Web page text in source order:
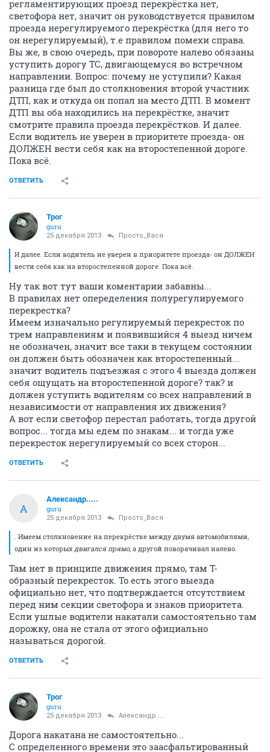
регламентирующих проезд перекрёстка нет,
светофора нет, значит он руководствуется правилом
проезда нерегулируемого перекрёстка (для него то
он нерегулируемый), т.е правилом помехи справа.
Вы же, в свою очередь, при повороте налево обязаны
уступить дорогу ТС, двигающемуся во встречном
направлении. Вопрос: почему не уступили? Какая
разница где был до столкновения второй участник
ДТП, как и откуда он попал на место ДТП. В момент
ДТП вы оба находились на перекрёстке, значит
смотрите правила проезда перекрёстков. И далее.
Если водитель не уверен в приоритете проезда- он
ДОЛЖЕН вести себя как на второстепенной дороге.
Пока всё.
ОТВЕТИТЬ
Трог
guru
25 декабря 2013 Просто_Вася
И далее. Если водитель не уверен в приоритете проезда- он ДОЛЖЕН
вести себя как на второстепенной дороге. Пока всё.
Ну так вот тут ваши коментарии забавны...
В правилах нет опеределения полурегулируемого
перекрестка?
Имеем изначально регулируемый перекресток по
трем направлениям и появившийся 4 выезд ничем
не обозначен, значит все таки в текущем состоянии
он должен быть обозначен как второстепенный...
значит водитель подъезжая с этого 4 выезда должен
себя ощущать на второстепенной дороге? так? и
должен уступить водителям со всех направлений в
независимости от направления их движения?
А вот если светофор перестал работать, тогда другой
вопрос... тогда мы едем по знакам... и тогда уже
перекресток нерегулируемый со всех сторон...
ОТВЕТИТЬ
А
Александр.....
guru
25 декабря 2013 Просто_Вася
. Имеем столкновение на перекрёстке между двумя автомобилями,
один из которых двигался прямо, а другой поворачивал налево.
Там нет в принципе движения прямо, там Т-
образный перекресток. То есть этого выезда
официально нет, что подтверждается отсутствием
перед ним секции светофора и знаков приоритета.
Если ушлые водители накатали самостоятельно там
дорожку, она не стала от этого официально
называться дорогой.
ОТВЕТИТЬ
Трог
guru
25 декабря 2013 Александр.....
Дорога накатана не самостоятельно...
С определенного времени это заасфальтированный